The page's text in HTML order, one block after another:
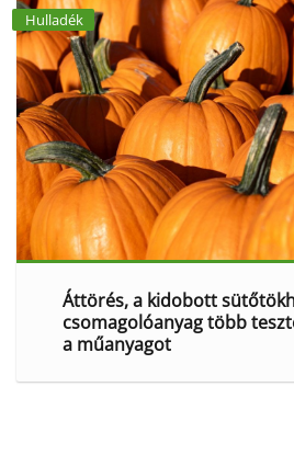
Hulladék
Áttörés, a kidobott
csomagolóanyag több
a műanyagot